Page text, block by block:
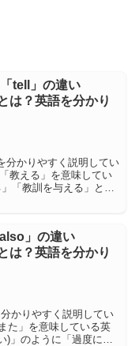
tell」の違い
は？英語を分かり
分かりやすく説明してい
「教訓を与える」とい
」の違い
は？英語を分かり
かりやすく説明してい
」のように「過度に」